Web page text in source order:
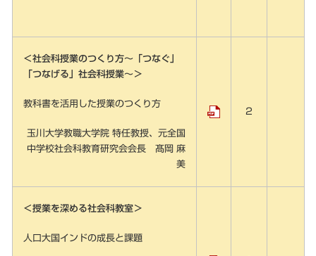
＜社会科授業のつくり方～「つなぐ」
「つなげる」社会科授業～＞
教科書を活用した授業のつくり方
玉川大学教職大学院 特任教授、元全国
中学校社会科教育研究会会長 髙岡 麻
美
2
＜授業を深める社会科教室＞
人口大国インドの成長と課題